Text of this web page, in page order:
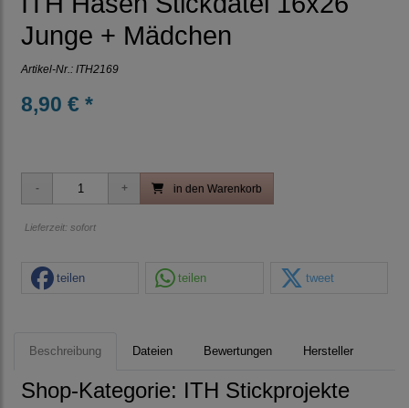
Junge + Mädchen
Artikel-Nr.: ITH2169
8,90 € *
in den Warenkorb
Lieferzeit: sofort
teilen teilen tweet
Beschreibung Dateien Bewertungen Hersteller
Shop-Kategorie: ITH Stickprojekte